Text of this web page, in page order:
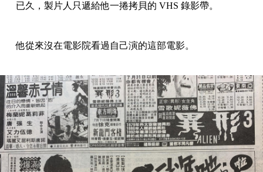
已久，製片人只遞給他一捲拷貝的 VHS 錄影帶。
他從來沒在電影院看過自己演的這部電影。